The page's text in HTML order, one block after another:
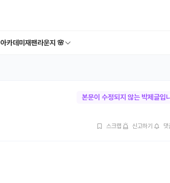
카데미 재팬라운지 🌸
본문이 수정되지 않는 박제글입
스크랩 신고하기 댓